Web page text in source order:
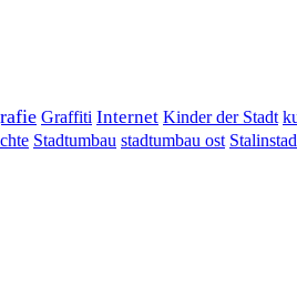
Graffiti Internet Kinder der Stadt
Stadtumbau stadtumbau ost